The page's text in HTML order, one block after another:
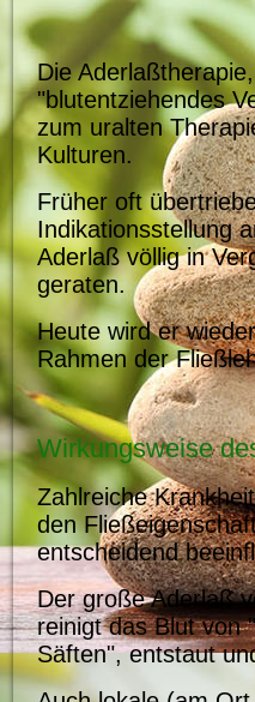
Die
"blutentziehendes
zum uralten
Kulturen.
Früher oft
Indikationsstellung
Aderlaß völlig in
geraten.
Heute wird er
Rahmen der
Wirkungsweise
Zahlreiche
den
entscheidend
Der große Aderlaß
reinigt das Blut von
Säften", entstaut